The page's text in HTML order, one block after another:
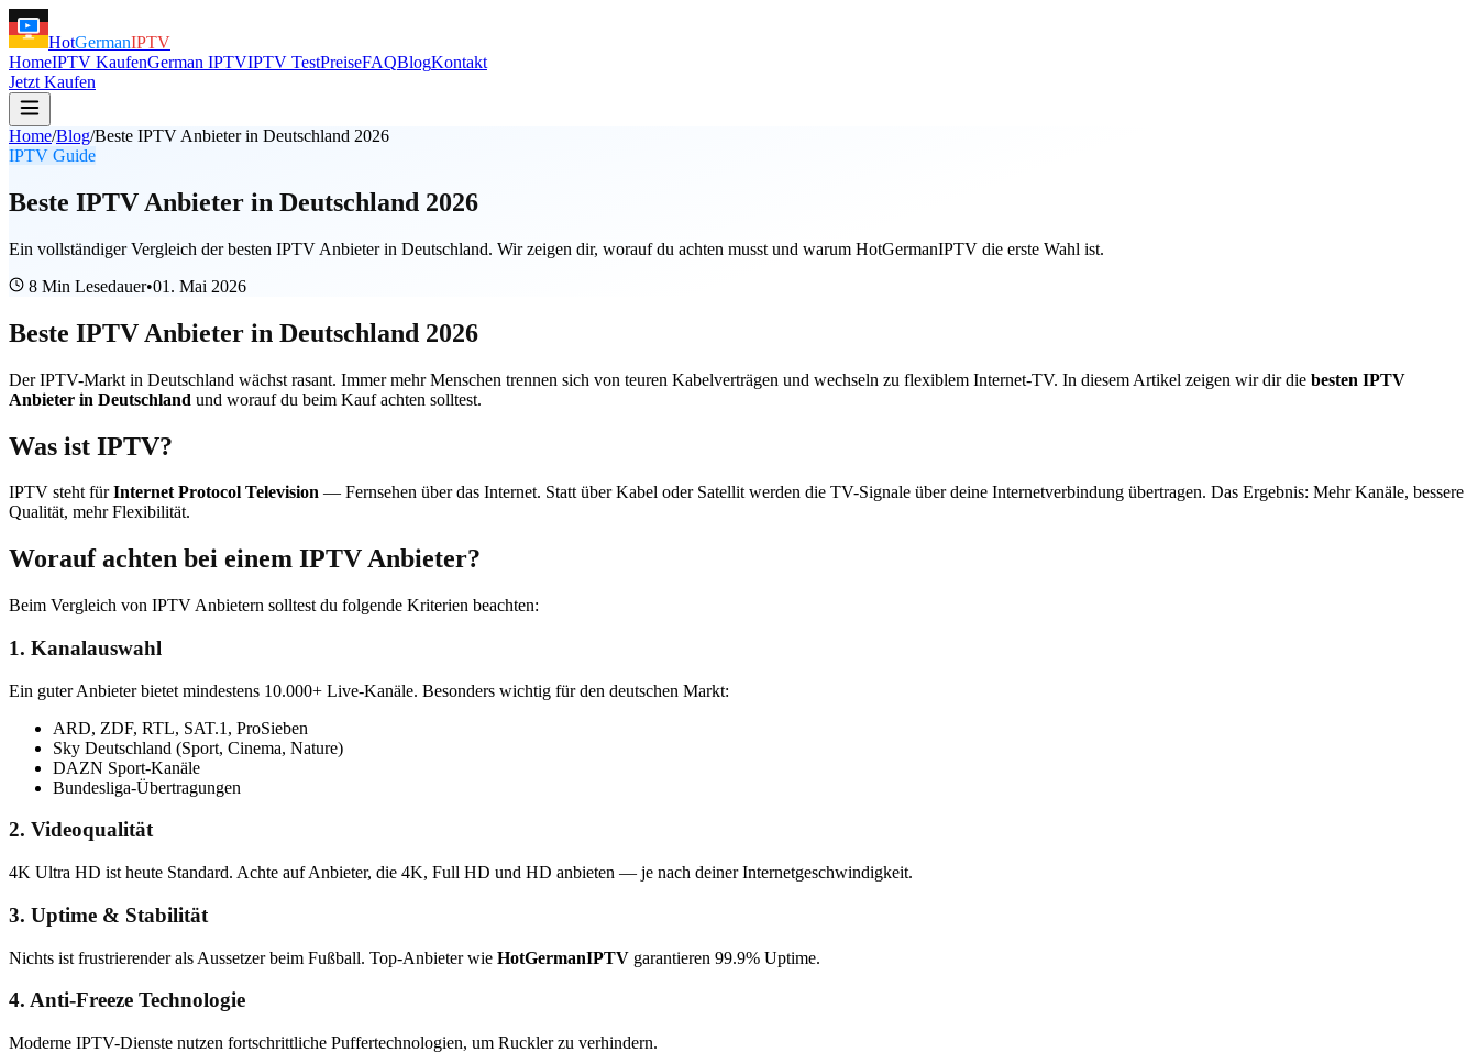
HotGermanIPTV
HomeIPTV KaufenGerman IPTVIPTV TestPreiseFAQBlogKontakt
Jetzt Kaufen
Home/Blog/Beste IPTV Anbieter in Deutschland 2026
IPTV Guide
Beste IPTV Anbieter in Deutschland 2026
Ein vollständiger Vergleich der besten IPTV Anbieter in Deutschland. Wir zeigen dir, worauf du achten musst und warum HotGermanIPTV die erste Wahl ist.
8 Min Lesedauer•01. Mai 2026
Beste IPTV Anbieter in Deutschland 2026
Der IPTV-Markt in Deutschland wächst rasant. Immer mehr Menschen trennen sich von teuren Kabelverträgen und wechseln zu flexiblem Internet-TV. In diesem Artikel zeigen wir dir die besten IPTV
Anbieter in Deutschland und worauf du beim Kauf achten solltest.
Was ist IPTV?
IPTV steht fürInternet Protocol Television — Fernsehen über das Internet. Statt über Kabel oder Satellit werden die TV-Signale über deine Internetverbindung übertragen. Das Ergebnis: Mehr Kanäle, bessere
Qualität, mehr Flexibilität.
Worauf achten bei einem IPTV Anbieter?
Beim Vergleich von IPTV Anbietern solltest du folgende Kriterien beachten:
1. Kanalauswahl
Ein guter Anbieter bietet mindestens 10.000+ Live-Kanäle. Besonders wichtig für den deutschen Markt:
ARD, ZDF, RTL, SAT.1, ProSieben
Sky Deutschland (Sport, Cinema, Nature)
DAZN Sport-Kanäle
Bundesliga-Übertragungen
2. Videoqualität
4K Ultra HD ist heute Standard. Achte auf Anbieter, die 4K, Full HD und HD anbieten — je nach deiner Internetgeschwindigkeit.
3. Uptime & Stabilität
Nichts ist frustrierender als Aussetzer beim Fußball. Top-Anbieter wie HotGermanIPTV garantieren 99.9% Uptime.
4. Anti-Freeze Technologie
Moderne IPTV-Dienste nutzen fortschrittliche Puffertechnologien, um Ruckler zu verhindern.